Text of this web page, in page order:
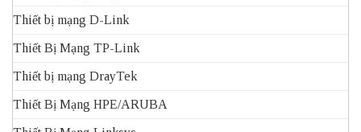
Thiết bị mạng D-Link
Thiết Bị Mạng TP-Link
Thiết bị mạng DrayTek
Thiết Bị Mạng HPE/ARUBA